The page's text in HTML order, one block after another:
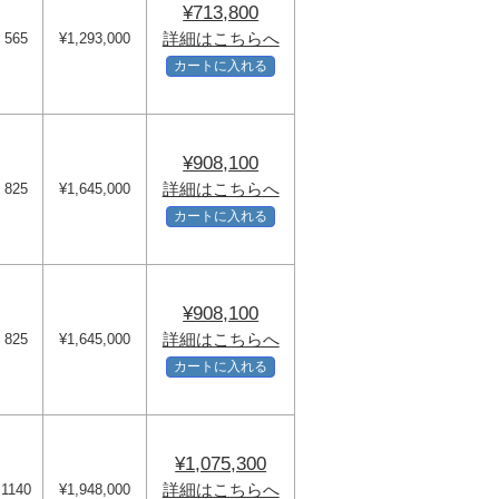
565 ¥1,293,000
¥713,800
詳細はこちらへ
カートに入れる
825 ¥1,645,000
¥908,100
詳細はこちらへ
カートに入れる
825 ¥1,645,000
¥908,100
詳細はこちらへ
カートに入れる
1140 ¥1,948,000
¥1,075,300
詳細はこちらへ